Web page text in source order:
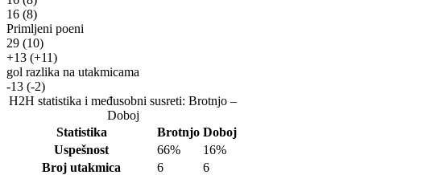
16 (8)
Primljeni poeni
29 (10)
+13 (+11)
gol razlika na utakmicama
-13 (-2)
H2H statistika i međusobni susreti: Brotnjo –
Doboj
Statistika
Brotnjo Doboj
Uspešnost
66%
16%
Broj utakmica
6 6